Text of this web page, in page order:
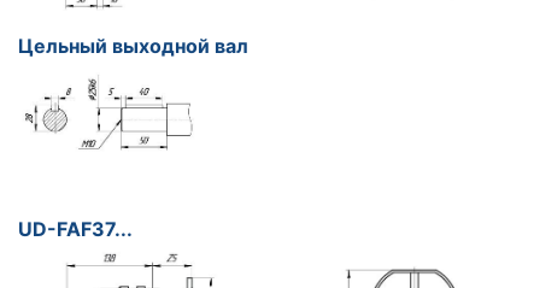
Цельный выходной вал
UD-FAF37...